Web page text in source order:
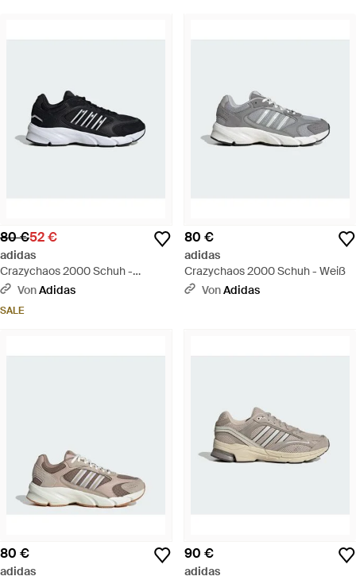
80 €52 €
adidas
Crazychaos 2000 Schuh -
Schwarz
VonAdidas
SALE
80 €
adidas
Crazychaos 2000 Schuh - Weiß
VonAdidas
80 €
adidas
90 €
adidas